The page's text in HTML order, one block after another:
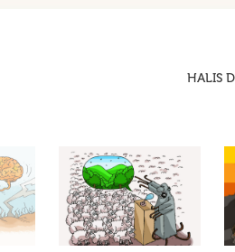
HALIS